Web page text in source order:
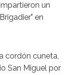
un
en
cordón cuneta,
San Miguel por